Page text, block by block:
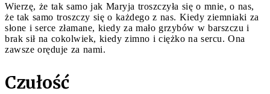
Wierzę, że tak samo jak Maryja troszczyła się o mnie, o nas,
że tak samo troszczy się o każdego z nas. Kiedy ziemniaki za
słone i serce złamane, kiedy za mało grzybów w barszczu i
brak sił na cokolwiek, kiedy zimno i ciężko na sercu. Ona
zawsze oręduje za nami.
Czułość